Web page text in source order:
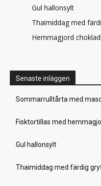
Gul hallonsylt
Thaimiddag med
Hemmagjord
Senaste inläggen
Sommarrulltårta med
Fisktortillas med
Gul hallonsylt
Thaimiddag med färdig